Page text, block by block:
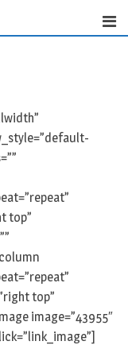
top”
top”
image=”43955″